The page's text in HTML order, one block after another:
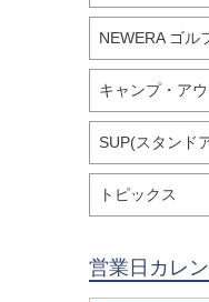
NEWERA ゴル
キャンプ・ア
SUP(スタンド
トピックス
営業日カレ